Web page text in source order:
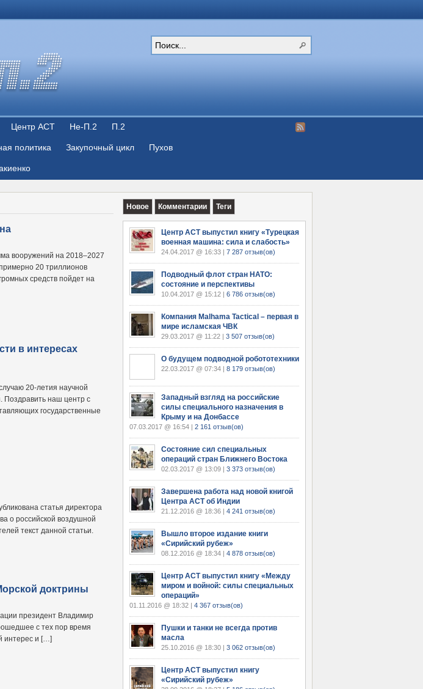
Центр АСТ Не-П.2 П.2
политика Закупочный цикл Пухов
вооружений на 2018–2027
20 триллионов
средств пойдет на
в интересах
20-летия научной
Поздравить наш центр с
государственные
статья директора
о российской воздушной
текст данной статьи.
доктрины
президент Владимир
с тех пор время
интерес и […]
Новое Комментарии Теги
Центр АСТ выпустил книгу «Турецкая
военная машина: сила и слабость»
24.04.2017 @ 16:33 | 7 287 отзыв(ов)
Подводный флот стран НАТО:
состояние и перспективы
10.04.2017 @ 15:12 | 6 786 отзыв(ов)
Компания Malhama Tactical – первая в
мире исламская ЧВК
29.03.2017 @ 11:22 | 3 507 отзыв(ов)
О будущем подводной робототехники
22.03.2017 @ 07:34 | 8 179 отзыв(ов)
Западный взгляд на российские
силы специального назначения в
Крыму и на Донбассе
07.03.2017 @ 16:54 | 2 161 отзыв(ов)
Состояние сил специальных
операций стран Ближнего Востока
02.03.2017 @ 13:09 | 3 373 отзыв(ов)
Завершена работа над новой книгой
Центра АСТ об Индии
21.12.2016 @ 18:36 | 4 241 отзыв(ов)
Вышло второе издание книги
«Сирийский рубеж»
08.12.2016 @ 18:34 | 4 878 отзыв(ов)
Центр АСТ выпустил книгу «Между
миром и войной: силы специальных
операций»
01.11.2016 @ 18:32 | 4 367 отзыв(ов)
Пушки и танки не всегда против
масла
25.10.2016 @ 18:30 | 3 062 отзыв(ов)
Центр АСТ выпустил книгу
«Сирийский рубеж»